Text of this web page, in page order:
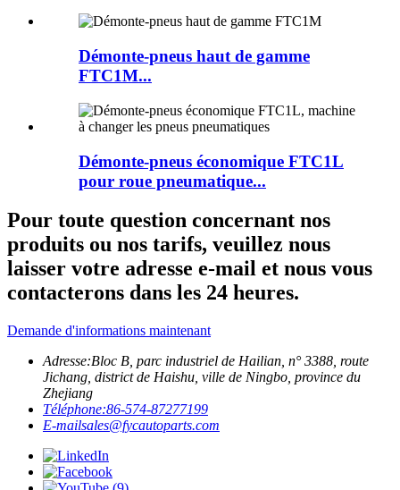
Démonte-pneus haut de gamme
FTC1M...
Démonte-pneus économique FTC1L
pour roue pneumatique...
Pour toute question concernant nos
produits ou nos tarifs, veuillez nous
laisser votre adresse e-mail et nous vous
contacterons dans les 24 heures.
Demande d'informations maintenant
Adresse:Bloc B, parc industriel de Hailian, n° 3388, route
Jichang, district de Haishu, ville de Ningbo, province du
Zhejiang
Téléphone:86-574-87277199
E-mailsales@fycautoparts.com